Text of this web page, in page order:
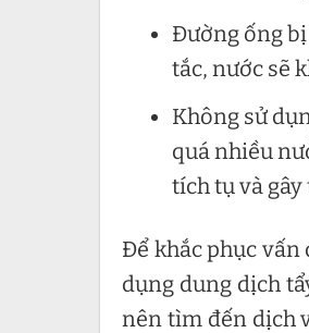
Đường ống
tắc, nước sẽ
Không sử
quá nhiều
tích tụ và gây
Để khắc phục
dụng dung dịch
nên tìm đến dịch